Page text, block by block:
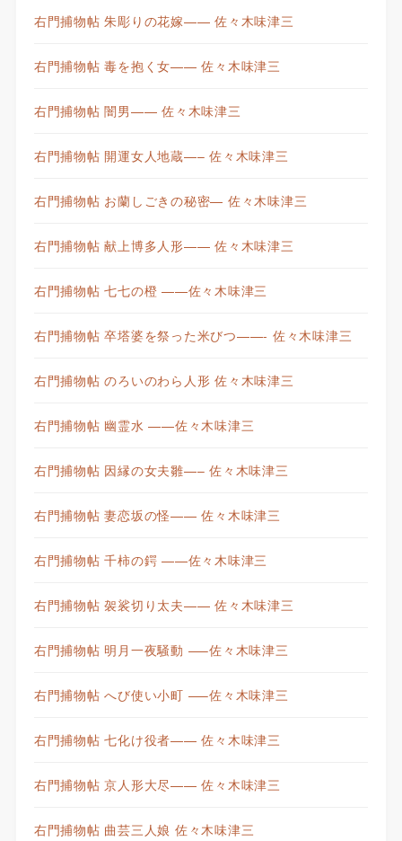
右門捕物帖 朱彫りの花嫁—— 佐々木味津三
右門捕物帖 毒を抱く女—— 佐々木味津三
右門捕物帖 闇男—— 佐々木味津三
右門捕物帖 開運女人地蔵—– 佐々木味津三
右門捕物帖 お蘭しごきの秘密— 佐々木味津三
右門捕物帖 献上博多人形—— 佐々木味津三
右門捕物帖 七七の橙 ——佐々木味津三
右門捕物帖 卒塔婆を祭った米びつ——- 佐々木味津三
右門捕物帖 のろいのわら人形 佐々木味津三
右門捕物帖 幽霊水 ——佐々木味津三
右門捕物帖 因縁の女夫雛—– 佐々木味津三
右門捕物帖 妻恋坂の怪—— 佐々木味津三
右門捕物帖 千柿の鍔 ——佐々木味津三
右門捕物帖 袈裟切り太夫—— 佐々木味津三
右門捕物帖 明月一夜騒動 —–佐々木味津三
右門捕物帖 へび使い小町 —–佐々木味津三
右門捕物帖 七化け役者—— 佐々木味津三
右門捕物帖 京人形大尽—— 佐々木味津三
右門捕物帖 曲芸三人娘 佐々木味津三